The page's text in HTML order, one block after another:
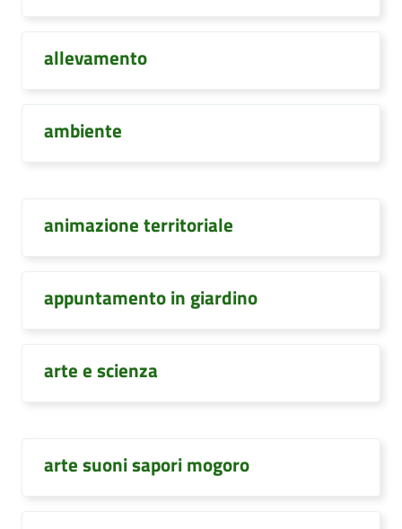
allevamento
ambiente
animazione territoriale
appuntamento in giardino
arte e scienza
arte suoni sapori mogoro